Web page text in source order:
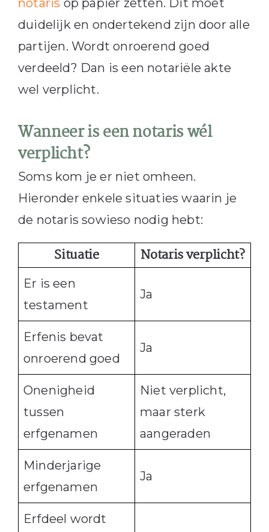
notaris op papier zetten. Dit moet
duidelijk en ondertekend zijn door alle
partijen. Wordt onroerend goed
verdeeld? Dan is een notariële akte
wel verplicht.
Wanneer is een notaris wél
verplicht?
Soms kom je er niet omheen.
Hieronder enkele situaties waarin je
de notaris sowieso nodig hebt:
Situatie Notaris verplicht?
Er is een
testament
Ja
Erfenis bevat
onroerend goed
Ja
Onenigheid
tussen
erfgenamen
Niet verplicht,
maar sterk
aangeraden
Minderjarige
erfgenamen
Ja
Erfdeel wordt